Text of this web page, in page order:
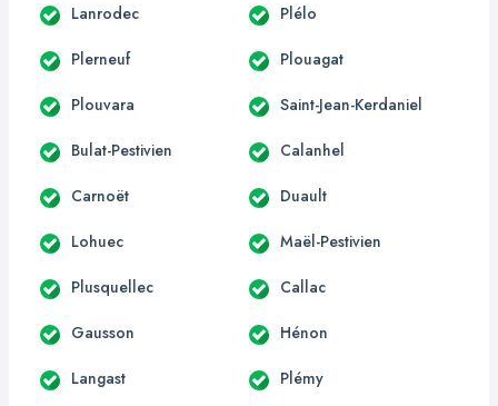
Lanrodec Plélo
Plerneuf Plouagat
Plouvara Saint-Jean-Kerdaniel
Bulat-Pestivien Calanhel
Carnoët Duault
Lohuec Maël-Pestivien
Plusquellec Callac
Gausson Hénon
Langast Plémy